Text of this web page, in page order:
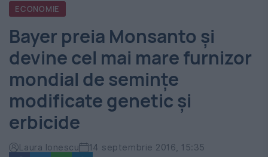
România
-
Evenimentul
Zilei
ECONOMIE
Bayer preia Monsanto şi
devine cel mai mare furnizor
mondial de seminţe
modificate genetic şi
erbicide
Laura Ionescu 14 septembrie 2016, 15:35